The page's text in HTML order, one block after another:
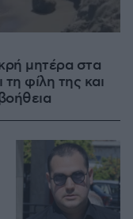
μητέρα στα
φίλη της και